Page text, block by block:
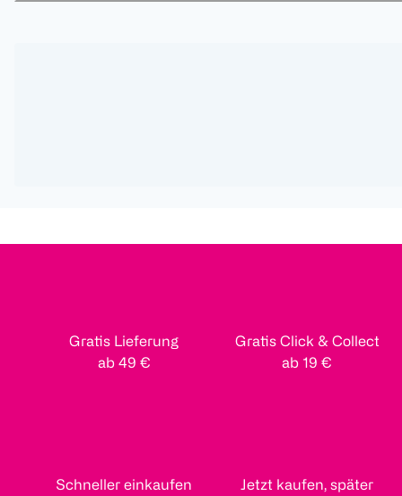
Gratis Lieferung
ab 49 €
Gratis Click & Collect
ab 19 €
Schneller einkaufen
Jetzt kaufen, später